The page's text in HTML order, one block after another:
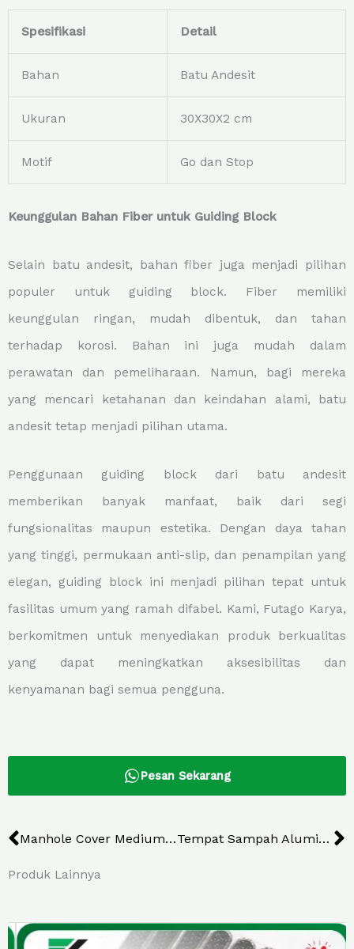
Spesifikasi Detail
Bahan Batu Andesit
Ukuran 30X30X2 cm
Motif Go dan Stop
Keunggulan Bahan Fiber untuk Guiding Block
Selain batu andesit, bahan fiber juga menjadi pilihan
populer untuk guiding block. Fiber memiliki
keunggulan ringan, mudah dibentuk, dan tahan
terhadap korosi. Bahan ini juga mudah dalam
perawatan dan pemeliharaan. Namun, bagi mereka
yang mencari ketahanan dan keindahan alami, batu
andesit tetap menjadi pilihan utama.
Penggunaan guiding block dari batu andesit
memberikan banyak manfaat, baik dari segi
fungsionalitas maupun estetika. Dengan daya tahan
yang tinggi, permukaan anti-slip, dan penampilan yang
elegan, guiding block ini menjadi pilihan tepat untuk
fasilitas umum yang ramah difabel. Kami, Futago Karya,
berkomitmen untuk menyediakan produk berkualitas
yang dapat meningkatkan aksesibilitas dan
kenyamanan bagi semua pengguna.
Pesan Sekarang
Prev Manhole Cover Medium Duty UII Yogyakarta Tempat Sampah Aluminum Terbaik untuk Wakatobi
Produk Lainnya